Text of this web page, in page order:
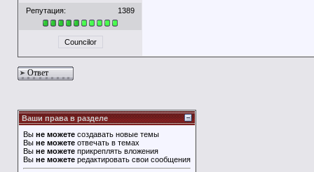
Репутация:
1389
Councilor
Ответ
Ваши права в разделе
Вы не можете создавать новые темы
Вы не можете отвечать в темах
Вы не можете прикреплять вложения
Вы не можете редактировать свои сообщения